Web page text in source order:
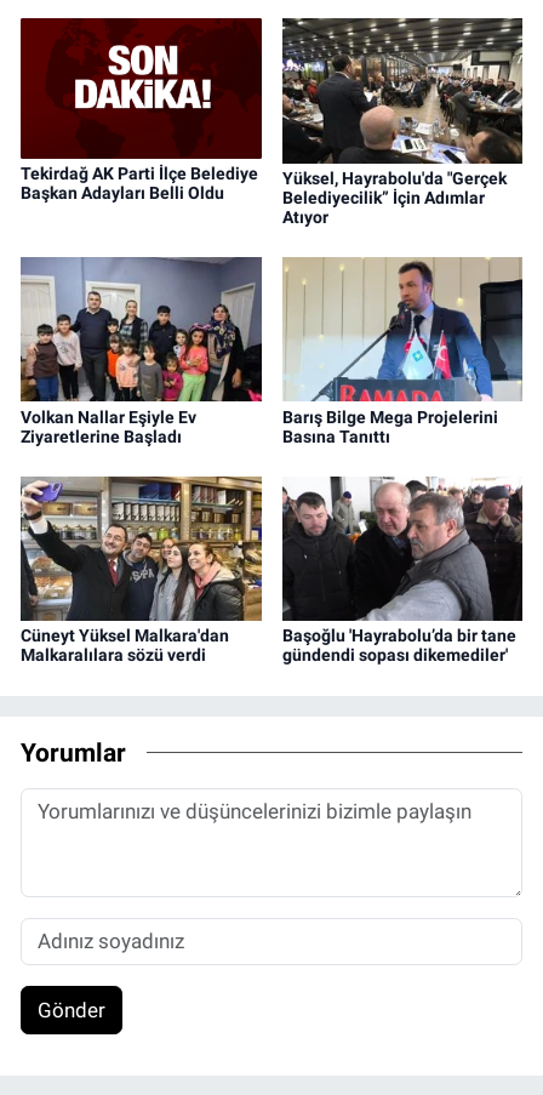
Tekirdağ AK Parti İlçe Belediye
Başkan Adayları Belli Oldu
Yüksel, Hayrabolu'da "Gerçek
Belediyecilik” İçin Adımlar
Atıyor
Volkan Nallar Eşiyle Ev
Ziyaretlerine Başladı
Barış Bilge Mega Projelerini
Basına Tanıttı
Cüneyt Yüksel Malkara'dan
Malkaralılara sözü verdi
Başoğlu 'Hayrabolu’da bir tane
gündendi sopası dikemediler'
Yorumlar
Gönder